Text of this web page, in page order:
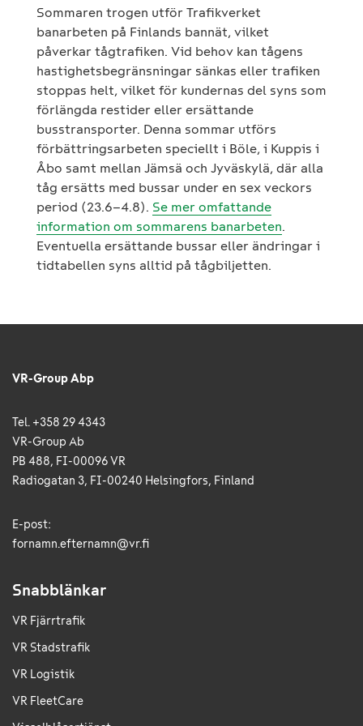
Sommaren trogen utför Trafikverket
banarbeten på Finlands bannät, vilket
påverkar tågtrafiken. Vid behov kan tågens
hastighetsbegränsningar sänkas eller trafiken
stoppas helt, vilket för kundernas del syns som
förlängda restider eller ersättande
busstransporter. Denna sommar utförs
förbättringsarbeten speciellt i Böle, i Kuppis i
Åbo samt mellan Jämsä och Jyväskylä, där alla
tåg ersätts med bussar under en sex veckors
period (23.6–4.8). Se mer omfattande
information om sommarens banarbeten.
Eventuella ersättande bussar eller ändringar i
tidtabellen syns alltid på tågbiljetten.
VR-Group Abp
Tel. +358 29 4343
VR-Group Ab
PB 488, FI-00096 VR
Radiogatan 3, FI-00240 Helsingfors, Finland
E-post:
fornamn.efternamn@vr.fi
Snabblänkar
VR Fjärrtrafik
VR Stadstrafik
VR Logistik
VR FleetCare